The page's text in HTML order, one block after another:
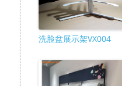
洗脸盆展示架VX004